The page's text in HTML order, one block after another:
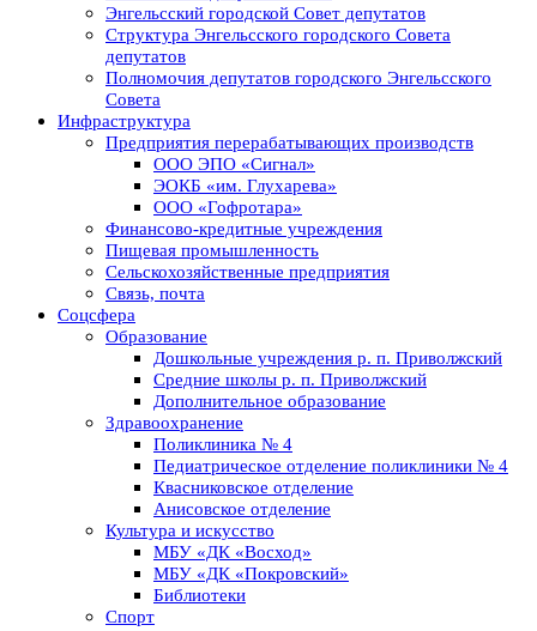
Энгельсский городской Совет депутатов
Структура Энгельсского городского Совета
депутатов
Полномочия депутатов городского Энгельсского
Совета
Инфраструктура
Предприятия перерабатывающих производств
ООО ЭПО «Сигнал»
ЭОКБ «им. Глухарева»
ООО «Гофротара»
Финансово-кредитные учреждения
Пищевая промышленность
Сельскохозяйственные предприятия
Связь, почта
Соцсфера
Образование
Дошкольные учреждения р. п. Приволжский
Средние школы р. п. Приволжский
Дополнительное образование
Здравоохранение
Поликлиника № 4
Педиатрическое отделение поликлиники № 4
Квасниковское отделение
Анисовское отделение
Культура и искусство
МБУ «ДК «Восход»
МБУ «ДК «Покровский»
Библиотеки
Спорт